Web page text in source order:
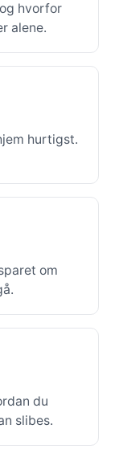
hvorfor
alene.
hurtigst.
om
du
slibes.